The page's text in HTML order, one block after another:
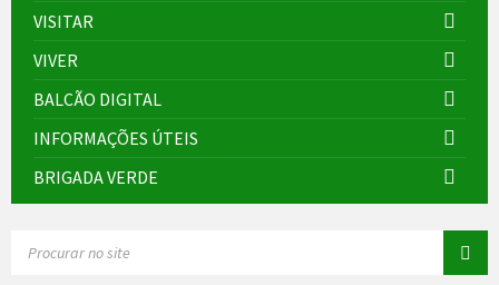
VISITAR
VIVER
BALCÃO DIGITAL
INFORMAÇÕES ÚTEIS
BRIGADA VERDE